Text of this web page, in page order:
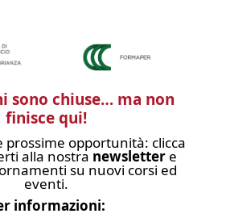
sono chiuse… ma non
finisce qui!
prossime opportunità: clicca
alla nostra newsletter e
su nuovi corsi ed
eventi.
informazioni: